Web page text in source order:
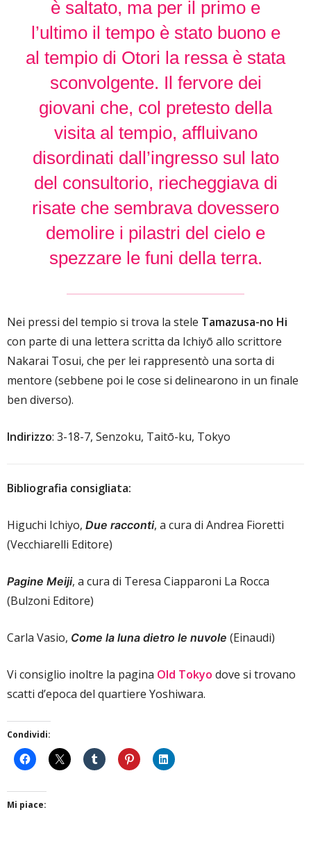
è saltato, ma per il primo e
l’ultimo il tempo è stato buono e
al tempio di Otori la ressa è stata
sconvolgente. Il fervore dei
giovani che, col pretesto della
visita al tempio, affluivano
disordinati dall’ingresso sul lato
del consultorio, riecheggiava di
risate che sembrava dovessero
demolire i pilastri del cielo e
spezzare le funi della terra.
Nei pressi del tempio si trova la stele Tamazusa-no Hi
con parte di una lettera scritta da Ichiyō allo scrittore
Nakarai Tosui, che per lei rappresentò una sorta di
mentore (sebbene poi le cose si delinearono in un finale
ben diverso).
Indirizzo: 3-18-7, Senzoku, Taitō-ku, Tokyo
Bibliografia consigliata:
Higuchi Ichiyo, Due racconti, a cura di Andrea Fioretti
(Vecchiarelli Editore)
Pagine Meiji, a cura di Teresa Ciapparoni La Rocca
(Bulzoni Editore)
Carla Vasio, Come la luna dietro le nuvole (Einaudi)
Vi consiglio inoltre la pagina Old Tokyo dove si trovano
scatti d’epoca del quartiere Yoshiwara.
Condividi:
Mi piace: